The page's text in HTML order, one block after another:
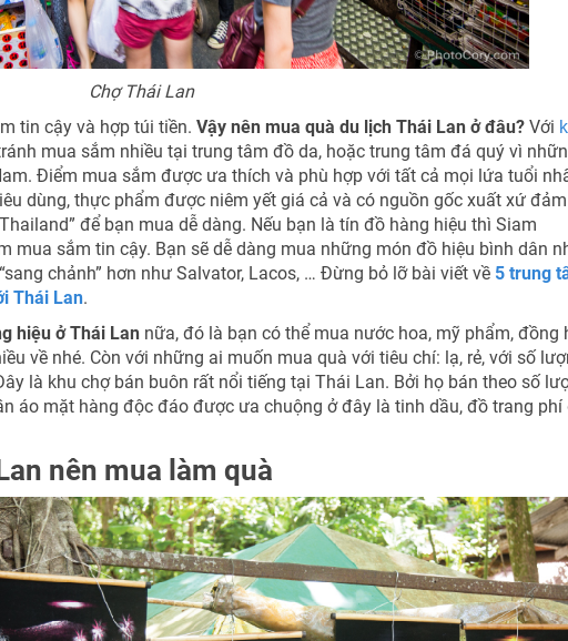
Chợ Thái Lan
tin cậy và hợp túi tiền. Vậy nên mua quà du lịch Thái Lan ở đâu? Với
mua sắm nhiều tại trung tâm đồ da, hoặc trung tâm đá quý vì
Điểm mua sắm được ưa thích và phù hợp với tất cả mọi lứa tuổi
dùng, thực phẩm được niêm yết giá cả và có nguồn gốc xuất xứ đảm
để bạn mua dễ dàng. Nếu bạn là tín đồ hàng hiệu thì Siam
mua sắm tin cậy. Bạn sẽ dễ dàng mua những món đồ hiệu bình dân
chảnh” hơn như Salvator, Lacos, … Đừng bỏ lỡ bài viết về 5 trung
Thái Lan.
hiệu ở Thái Lan nữa, đó là bạn có thể mua nước hoa, mỹ phẩm, đồng
về nhé. Còn với những ai muốn mua quà với tiêu chí: lạ, rẻ, với số
là khu chợ bán buôn rất nổi tiếng tại Thái Lan. Bởi họ bán theo số
áo mặt hàng độc đáo được ưa chuộng ở đây là tinh dầu, đồ trang phí
nên mua làm quà